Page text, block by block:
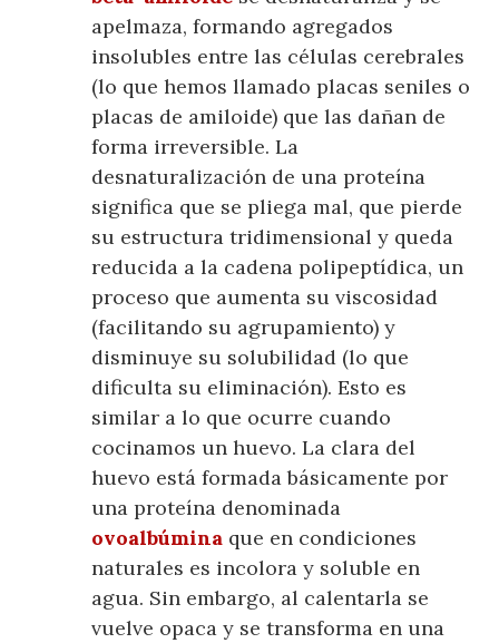
apelmaza, formando agregados
insolubles entre las células cerebrales
(lo que hemos llamado placas seniles o
placas de amiloide) que las dañan de
forma irreversible. La
desnaturalización de una proteína
significa que se pliega mal, que pierde
su estructura tridimensional y queda
reducida a la cadena polipeptídica, un
proceso que aumenta su viscosidad
(facilitando su agrupamiento) y
disminuye su solubilidad (lo que
dificulta su eliminación). Esto es
similar a lo que ocurre cuando
cocinamos un huevo. La clara del
huevo está formada básicamente por
una proteína denominada
ovoalbúmina que en condiciones
naturales es incolora y soluble en
agua. Sin embargo, al calentarla se
vuelve opaca y se transforma en una